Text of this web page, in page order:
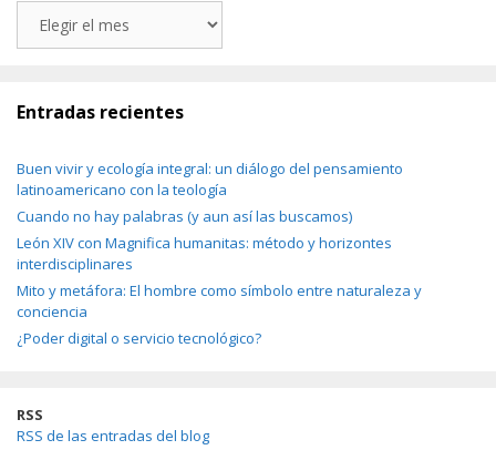
Entradas recientes
Buen vivir y ecología integral: un diálogo del pensamiento
latinoamericano con la teología
Cuando no hay palabras (y aun así las buscamos)
León XIV con Magnifica humanitas: método y horizontes
interdisciplinares
Mito y metáfora: El hombre como símbolo entre naturaleza y
conciencia
¿Poder digital o servicio tecnológico?
RSS
RSS de las entradas del blog